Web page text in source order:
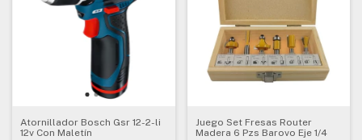
Atornillador Bosch Gsr 12-2-li
12v Con Maletín
Juego Set Fresas Router
Madera 6 Pzs Barovo Eje 1/4